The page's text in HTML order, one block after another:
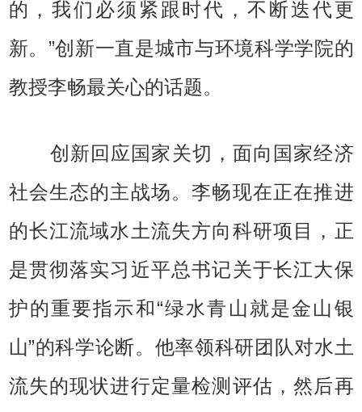
的，我们必须紧跟时代，不断迭代更
新。”创新一直是城市与环境科学学院的
教授李畅最关心的话题。
创新回应国家关切，面向国家经济
社会生态的主战场。李畅现在正在推进
的长江流域水土流失方向科研项目，正
是贯彻落实习近平总书记关于长江大保
护的重要指示和“绿水青山就是金山银
山”的科学论断。他率领科研团队对水土
流失的现状进行定量检测评估，然后再